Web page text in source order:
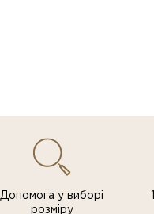
Допомога у виборі
розміру